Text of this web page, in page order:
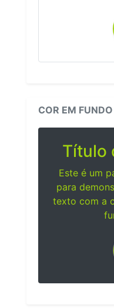
COR EM
Título
Este é um
para
texto com a